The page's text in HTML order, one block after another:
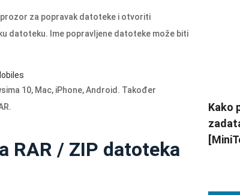
za popravak datoteke i otvoriti
datoteku. Ime popravljene datoteke može biti
10, Mac, iPhone, Android. Također
RAR / ZIP datoteka
Kako